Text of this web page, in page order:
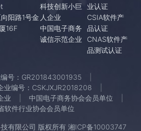
阳路1号金
16F
科技创新小巨
人企业
中国电子商务
诚信示范企业
业认证
CSIA软件产
品认证
CNAS软件产
品测试认证
号：GR201843001935
业编号：CSKJXJR2018208
业
中国电子商务协会会员单位
软件行业协会会员单位
有限公司 版权所有 湘ICP备10003747